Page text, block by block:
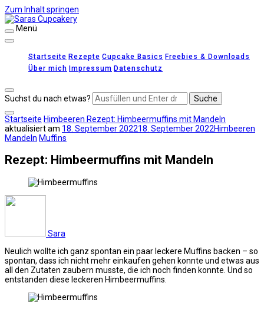
Zum Inhalt springen
Menü
Startseite Rezepte Cupcake Basics Freebies & Downloads
Über mich Impressum Datenschutz
Suchst du nach etwas?
Startseite Himbeeren Rezept: Himbeermuffins mit Mandeln
aktualisiert am 18. September 202218. September 2022Himbeeren
Mandeln Muffins
Rezept: Himbeermuffins mit Mandeln
Sara
Neulich wollte ich ganz spontan ein paar leckere Muffins backen – so
spontan, dass ich nicht mehr einkaufen gehen konnte und etwas aus
all den Zutaten zaubern musste, die ich noch finden konnte. Und so
entstanden diese leckeren Himbeermuffins.